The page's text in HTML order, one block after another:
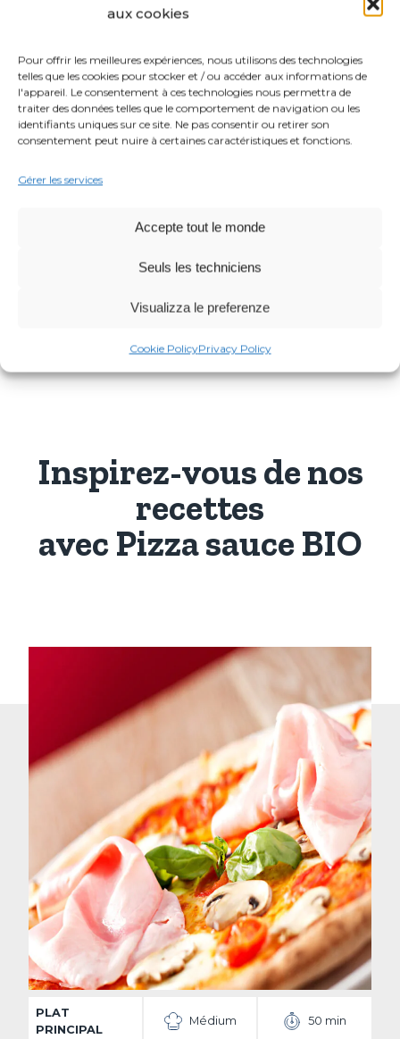
aux cookies
Pour offrir les meilleures expériences, nous utilisons des technologies
telles que les cookies pour stocker et / ou accéder aux informations de
l'appareil. Le consentement à ces technologies nous permettra de
traiter des données telles que le comportement de navigation ou les
identifiants uniques sur ce site. Ne pas consentir ou retirer son
consentement peut nuire à certaines caractéristiques et fonctions.
Gérer les services
Accepte tout le monde
Seuls les techniciens
Visualizza le preferenze
Cookie PolicyPrivacy Policy
Inspirez-vous de nos
recettes
avec Pizza sauce BIO
PLAT
PRINCIPAL
Médium 50 min